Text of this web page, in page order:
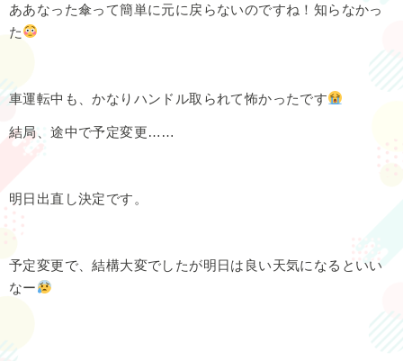
ああなった傘って簡単に元に戻らないのですね！知らなかっ
た
車運転中も、かなりハンドル取られて怖かったです
結局、途中で予定変更……
明日出直し決定です。
予定変更で、結構大変でしたが明日は良い天気になるといい
なー